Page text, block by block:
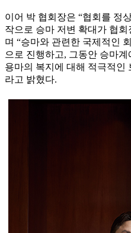
이어 박 협회장은 “협회를 정
작으로 승마 저변 확대가 협
며 “승마와 관련한 국제적인
으로 진행하고, 그동안 승마
용마의 복지에 대해 적극적인
라고 밝혔다.